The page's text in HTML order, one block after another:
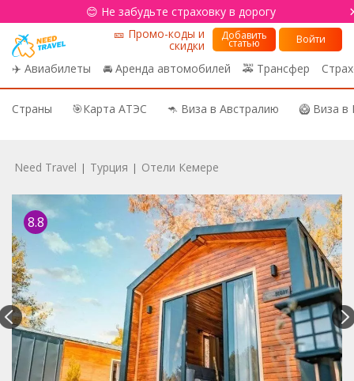
😊 Не забудьте страховку в дорогу
✈️ Авиабилеты 🚘 Аренда автомобилей 🚕 Трансфер
🎫 Промо-коды и
скидки
Добавить
статью Войти
Страны 🎯Карта АТЭС 🦘 Виза в Австралию 🥝 Виза
Need Travel | Турция | Отели Кемере
8.8